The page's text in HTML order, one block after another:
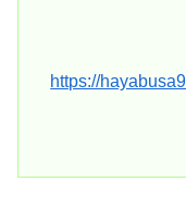
https://